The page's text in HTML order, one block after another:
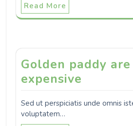
Read More
Golden paddy
expensive
Sed ut perspiciatis unde omnis
voluptatem…